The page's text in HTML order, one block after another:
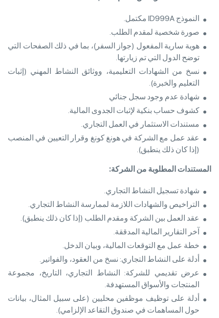
النموذج ID999A مكتمل.
صورة شخصية لمقدم الطلب.
هوية سارية المفعول (جواز السفر)، بما في ذلك الصفحات التي
توضح الدول التي تم زيارتها.
نسخ من الشهادات التعليمية، ووثائق النشاط المهني (إثبات
التعليم والخبرة).
شهادة عدم وجود سجل جنائي
كشوف حساب بنكية لإثبات الجدوى المالية.
مستندات الاستثمار في العمل التجاري.
عقد عمل مع الشركة في هونغ كونغ وقرار التعيين في المنصب
(إذا كان ذلك ينطبق).
المستندات المطلوبة من الشركة:
شهادة تسجيل النشاط التجاري.
التراخيص والشهادات اللازمة لممارسة النشاط التجاري.
عقد العمل بين الشركة ومقدم الطلب (إذا كان ذلك ينطبق).
آخر التقارير المالية المدققة.
خطة عمل مع التوقعات المالية، وبيان الدخل.
أدلة على النشاط التجاري: نسخ من العقود، والفواتير.
عرض تقديمي للشركة: النشاط التجاري، التاريخ، مجموعة
المنتجات والأسواق المستهدفة.
أدلة على توظيف موظفين محليين (على سبيل المثال، بيانات
حول المساهمات في صندوق التقاعد الإلزامي).